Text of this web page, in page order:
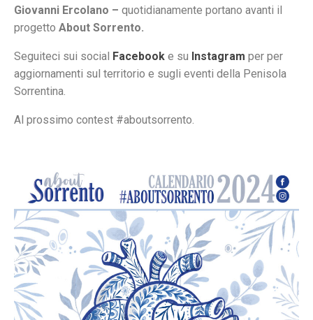
Giovanni Ercolano – quotidianamente portano avanti il
progetto About Sorrento.
Seguiteci sui social Facebook e su Instagram per per
aggiornamenti sul territorio e sugli eventi della Penisola
Sorrentina.
Al prossimo contest #aboutsorrento.